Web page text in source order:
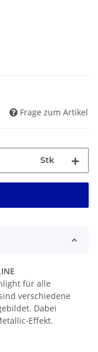
Frage zum Artikel
Stk
für alle
verschiedene
Dabei
Effekt.